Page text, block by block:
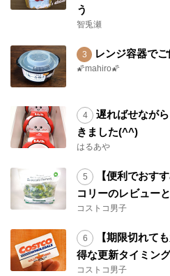
う
智兎瀬
レンジ容器で
🌠mahiro🌠
遅ればせなが
きました(^^)
はるあや
【便利でおす
コリーのレビュー
コストコ男子
【期限切れて
得な更新タイミン
コストコ男子